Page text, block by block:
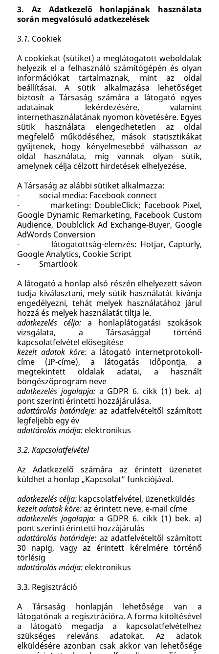
3. Az Adatkezelő honlapjának használata
során megvalósuló adatkezelések
3.1. Cookiek
A cookiekat (sütiket) a meglátogatott weboldalak
helyezik el a felhasználó számítógépén és olyan
információkat tartalmaznak, mint az oldal
beállításai. A sütik alkalmazása lehetőséget
biztosít a Társaság számára a látogató egyes
adatainak lekérdezésére, valamint
internethasználatának nyomon követésére. Egyes
sütik használata elengedhetetlen az oldal
megfelelő működéséhez, mások statisztikákat
gyűjtenek, hogy kényelmesebbé válhasson az
oldal használata, míg vannak olyan sütik,
amelynek célja célzott hirdetések elhelyezése.
A Társaság az alábbi sütiket alkalmazza:
- social media: Facebook connect
- marketing: DoubleClick; Facebook Pixel,
Google Dynamic Remarketing, Facebook Custom
Audience, Doublclick Ad Exchange-Buyer, Google
AdWords Conversion
- látogatottság-elemzés: Hotjar, Capturly,
Google Analytics, Cookie Script
- Smartlook
A látogató a honlap alsó részén elhelyezett sávon
tudja kiválasztani, mely sütik használatát kívánja
engedélyezni, tehát melyek használatához járul
hozzá és melyek használatát tiltja le.
adatkezelés célja: a honlaplátogatási szokások
vizsgálata, a Társasággal történő
kapcsolatfelvétel elősegítése
kezelt adatok köre: a látogató internetprotokoll-
címe (IP-címe), a látogatás időpontja, a
megtekintett oldalak adatai, a használt
böngészőprogram neve
adatkezelés jogalapja:a GDPR 6. cikk (1) bek. a)
pont szerinti érintetti hozzájárulása.
adattárolás határideje: az adatfelvételtől számított
legfeljebb egy év
adattárolás módja: elektronikus
3.2. Kapcsolatfelvétel
Az Adatkezelő számára az érintett üzenetet
küldhet a honlap „Kapcsolat” funkciójával.
adatkezelés célja: kapcsolatfelvétel, üzenetküldés
kezelt adatok köre:az érintett neve, e-mail címe
adatkezelés jogalapja:a GDPR 6. cikk (1) bek. a)
pont szerinti érintetti hozzájárulás
adattárolás határideje: az adatfelvételtől számított
30 napig, vagy az érintett kérelmére történő
törlésig
adattárolás módja: elektronikus
3.3. Regisztráció
A Társaság honlapján lehetősége van a
látogatónak a regisztrációra. A forma kitöltésével
a látogató megadja a kapcsolatfelvételhez
szükséges releváns adatokat. Az adatok
elküldésére azonban csak akkor van lehetősége